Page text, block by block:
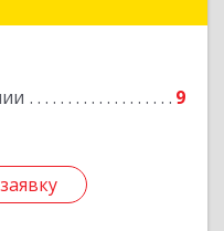
9